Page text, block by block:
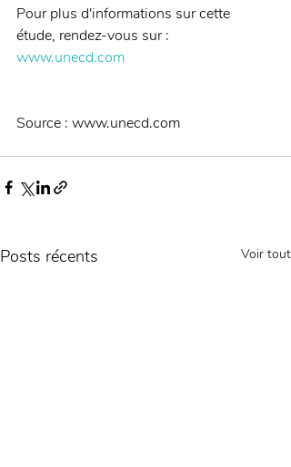
Pour plus d'informations sur cette
étude, rendez-vous sur :
www.unecd.com
Source : www.unecd.com
Posts récents Voir tout